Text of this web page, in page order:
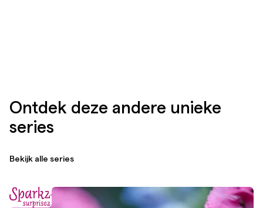
Ontdek deze andere unieke
series
Bekijk alle series